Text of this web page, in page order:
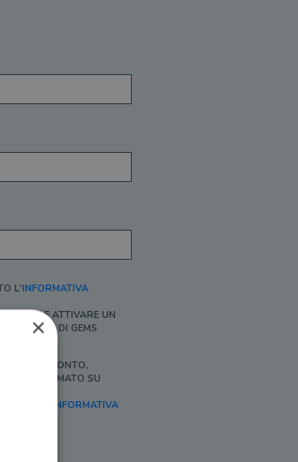
L'INFORMATIVA
ATTIVARE UN
I SERVIZI DI GEMS
BUONI SCONTO,
INFORMATO SU
(E),
INFORMATIVA
×